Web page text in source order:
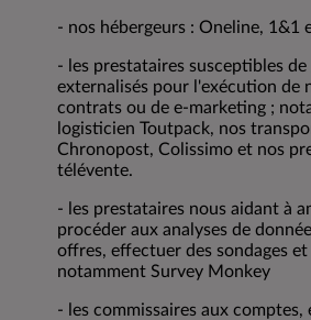
- nos hébergeurs : Oneline, 1&1
- les prestataires susceptibles de
externalisés pour l'exécution de
contrats ou de e-marketing ;
logisticien Toutpack, nos
Chronopost, Colissimo et nos
télévente.
- les prestataires nous aidant à
procéder aux analyses de
offres, effectuer des sondages
notamment Survey Monkey
- les commissaires aux